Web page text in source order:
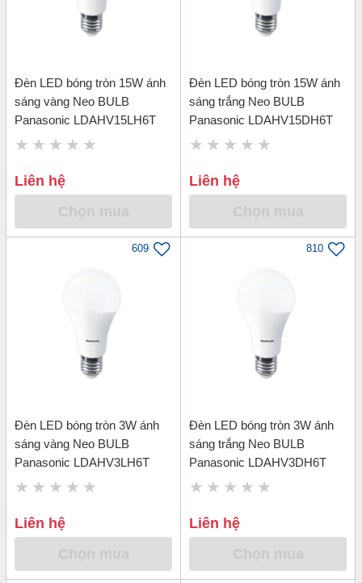
Đèn LED bóng tròn 15W ánh
sáng vàng Neo BULB
Panasonic LDAHV15LH6T
Liên hệ
Đèn LED bóng tròn 15W ánh
sáng trắng Neo BULB
Panasonic LDAHV15DH6T
Liên hệ
609
Đèn LED bóng tròn 3W ánh
sáng vàng Neo BULB
Panasonic LDAHV3LH6T
Liên hệ
810
Đèn LED bóng tròn 3W ánh
sáng trắng Neo BULB
Panasonic LDAHV3DH6T
Liên hệ